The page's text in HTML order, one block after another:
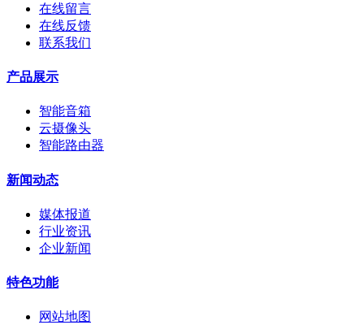
在线留言
在线反馈
联系我们
产品展示
智能音箱
云摄像头
智能路由器
新闻动态
媒体报道
行业资讯
企业新闻
特色功能
网站地图